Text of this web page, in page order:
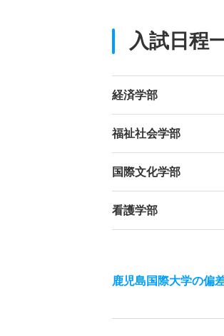
入試日程
経済学部
福祉社会学部
国際文化学部
看護学部
鹿児島国際大学の偏